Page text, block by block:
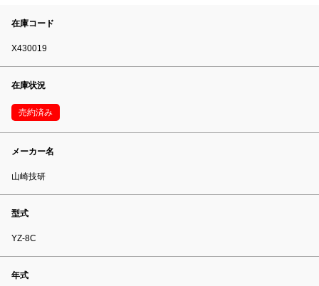
在庫コード
X430019
在庫状況
売約済み
メーカー名
山崎技研
型式
YZ-8C
年式